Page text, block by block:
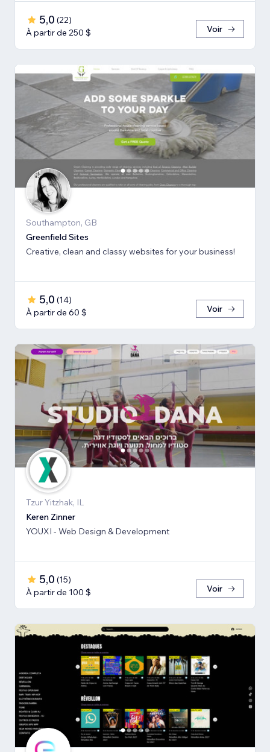
5,0 (22)
À partir de 250 $
Voir
Southampton, GB
Greenfield Sites
Creative, clean and classy websites for your business!
5,0 (14)
À partir de 60 $
Voir
Tzur Yitzhak, IL
Keren Zinner
YOUXI - Web Design & Development
5,0 (15)
À partir de 100 $
Voir